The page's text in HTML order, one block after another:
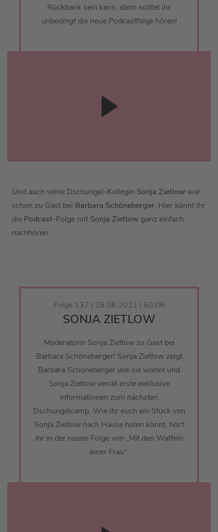
Rückbank sein kann, dann solltet ihr
unbedingt die neue Podcastfolge hören!
Und auch seine Dschungel-Kollegin Sonja Zietlow war
schon zu Gast bei Barbara Schöneberger. Hier könnt ihr
die Podcast-Folge mit Sonja Zietlow ganz einfach
nachhören:
Folge 137 | 28.06.2021 | 60:06
SONJA ZIETLOW
Moderatorin Sonja Zietlow zu Gast bei
Barbara Schöneberger! Sonja Zietlow zeigt
Barbara Schöneberger wie sie wohnt und
Sonja Zietlow verrät erste exklusive
Informationen zum nächsten
Dschungelcamp. Wie ihr euch ein Stück von
Sonja Zietlow nach Hause holen könnt, hört
ihr in der neuen Folge von „Mit den Waffeln
einer Frau“.